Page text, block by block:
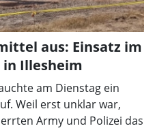
aus: Einsatz im
in Illesheim
am Dienstag ein
Weil erst unklar war,
Army und Polizei das